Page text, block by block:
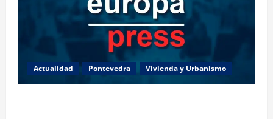
Actualidad Pontevedra Vivienda y Urbanismo